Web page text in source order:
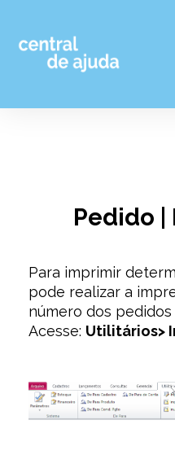
Pular
Pedido |
Para imprimir
pode realizar a
número dos pedidos
Acesse: Utilitários>